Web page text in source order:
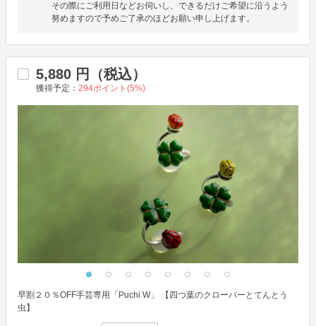
その際にご利用日などお伺いし、できるだけご希望に沿うよう
努めますので予めご了承のほどお願い申し上げます。
5,880 円（税込）
獲得予定： 294ポイント(5%)
早割２０％OFF手芸専用「Puchi W」 【四つ葉のクローバーとてんとう
虫】